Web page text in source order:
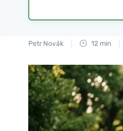
Petr Novák 12 min